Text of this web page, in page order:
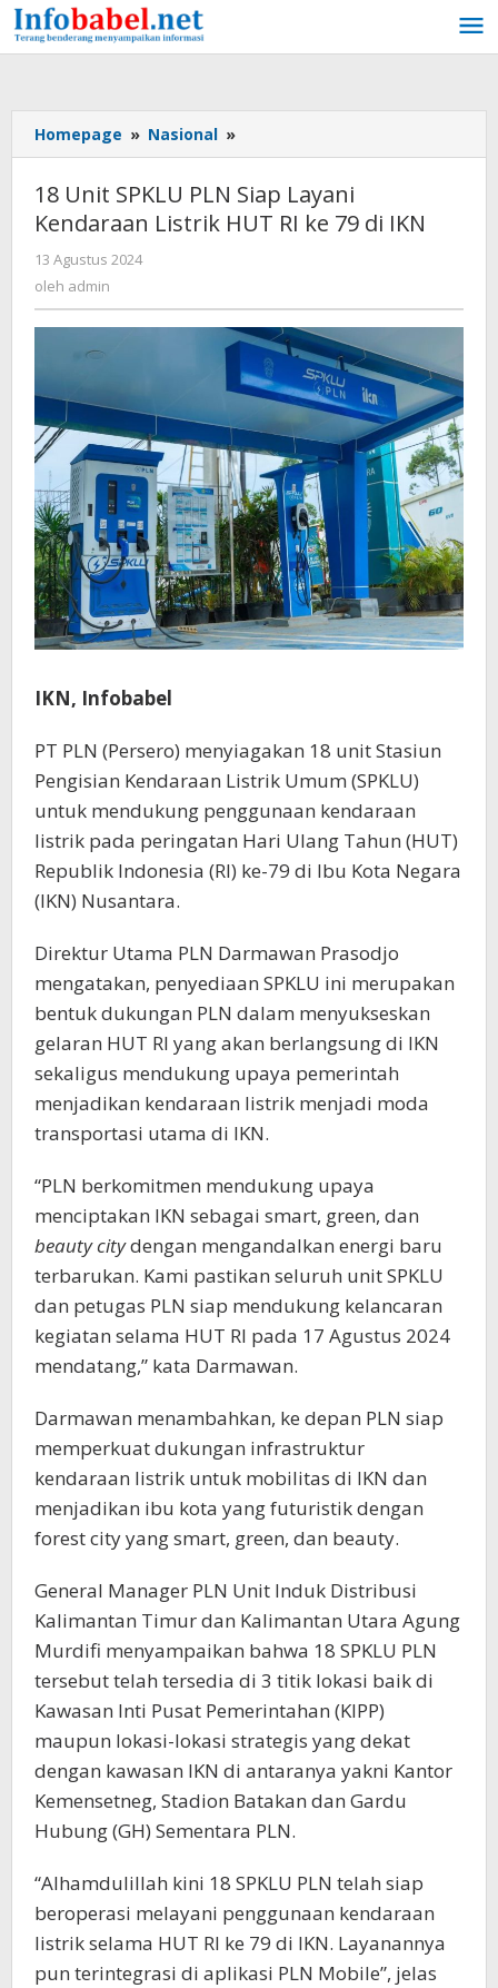
Lewati
ke
konten
Homepage » Nasional »
Unit
PLN
Siap
RI
ke
79
IKN
18 Unit SPKLU PLN Siap Layani
Kendaraan Listrik HUT RI ke 79 di IKN
13 Agustus 2024
oleh admin
IKN, Infobabel
PT PLN (Persero) menyiagakan 18 unit Stasiun
Pengisian Kendaraan Listrik Umum (SPKLU)
untuk mendukung penggunaan kendaraan
listrik pada peringatan Hari Ulang Tahun (HUT)
Republik Indonesia (RI) ke-79 di Ibu Kota Negara
(IKN) Nusantara.
Direktur Utama PLN Darmawan Prasodjo
mengatakan, penyediaan SPKLU ini merupakan
bentuk dukungan PLN dalam menyukseskan
gelaran HUT RI yang akan berlangsung di IKN
sekaligus mendukung upaya pemerintah
menjadikan kendaraan listrik menjadi moda
transportasi utama di IKN.
“PLN berkomitmen mendukung upaya
menciptakan IKN sebagai smart, green, dan
beauty citydengan mengandalkan energi baru
terbarukan. Kami pastikan seluruh unit SPKLU
dan petugas PLN siap mendukung kelancaran
kegiatan selama HUT RI pada 17 Agustus 2024
mendatang,” kata Darmawan.
Darmawan menambahkan, ke depan PLN siap
memperkuat dukungan infrastruktur
kendaraan listrik untuk mobilitas di IKN dan
menjadikan ibu kota yang futuristik dengan
forest city yang smart, green, dan beauty.
General Manager PLN Unit Induk Distribusi
Kalimantan Timur dan Kalimantan Utara Agung
Murdifi menyampaikan bahwa 18 SPKLU PLN
tersebut telah tersedia di 3 titik lokasi baik di
Kawasan Inti Pusat Pemerintahan (KIPP)
maupun lokasi-lokasi strategis yang dekat
dengan kawasan IKN di antaranya yakni Kantor
Kemensetneg, Stadion Batakan dan Gardu
Hubung (GH) Sementara PLN.
“Alhamdulillah kini 18 SPKLU PLN telah siap
beroperasi melayani penggunaan kendaraan
listrik selama HUT RI ke 79 di IKN. Layanannya
pun terintegrasi di aplikasi PLN Mobile”, jelas